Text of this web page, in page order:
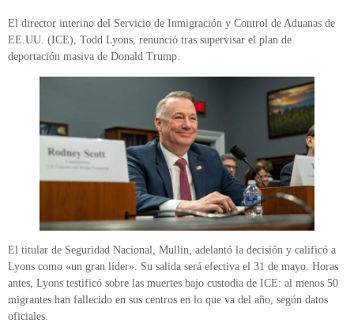
El director interino del Servicio de Inmigración y Control de Aduanas de
EE.UU. (ICE), Todd Lyons, renunció tras supervisar el plan de
deportación masiva de Donald Trump.
El titular de Seguridad Nacional, Mullin, adelantó la decisión y calificó a
Lyons como «un gran líder». Su salida será efectiva el 31 de mayo. Horas
antes, Lyons testificó sobre las muertes bajo custodia de ICE: al menos 50
migrantes han fallecido en sus centros en lo que va del año, según datos
oficiales.